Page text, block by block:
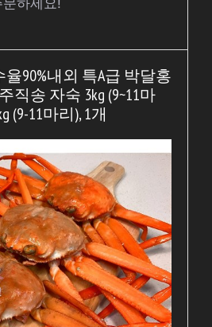
율90%내외 특A급 박달홍
직송 자숙 3kg (9~11마
(9-11마리), 1개